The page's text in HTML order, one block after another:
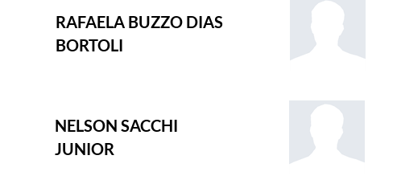
RAFAELA BUZZO DIAS
BORTOLI
NELSON SACCHI
JUNIOR